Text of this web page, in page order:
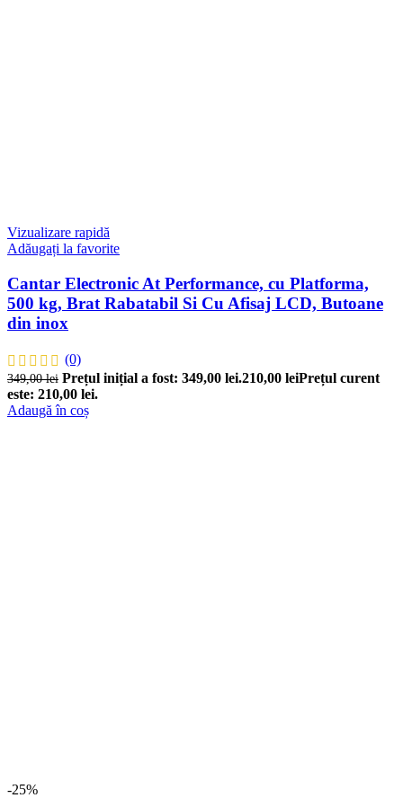
Vizualizare rapidă
Adăugați la favorite
Cantar Electronic At Performance, cu Platforma,
500 kg, Brat Rabatabil Si Cu Afisaj LCD, Butoane
din inox
(0)
349,00lei Prețul inițial a fost: 349,00 lei.210,00 leiPrețul curent
este: 210,00 lei.
Adaugă în coș
-25%